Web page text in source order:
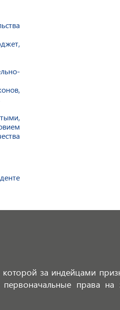
за индейцами
права